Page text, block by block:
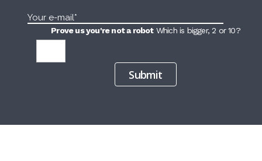
Prove us you're not a robot Which is bigger, 2 or 10?